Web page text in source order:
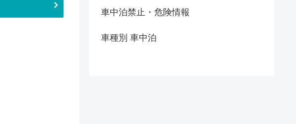
車中泊禁止・危険情報
車種別 車中泊